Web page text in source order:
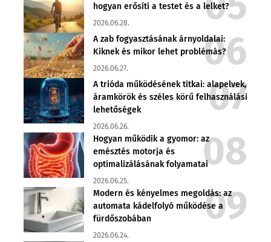
hogyan erősíti a testet és a lelket?
2026.06.28.
A zab fogyasztásának árnyoldalai:
Kiknek és mikor lehet problémás?
2026.06.27.
A trióda működésének titkai: alapelvek,
áramkörök és széles körű felhasználási
lehetőségek
2026.06.26.
Hogyan működik a gyomor: az
emésztés motorja és
optimalizálásának folyamatai
2026.06.25.
Modern és kényelmes megoldás: az
automata kádelfolyó működése a
fürdőszobában
2026.06.24.